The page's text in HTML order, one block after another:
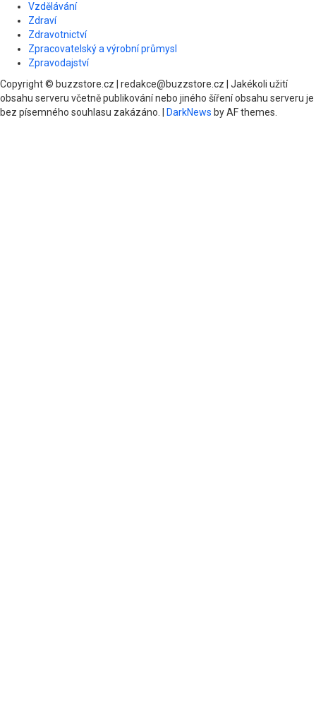
Vzdělávání
Zdraví
Zdravotnictví
Zpracovatelský a výrobní průmysl
Zpravodajství
Copyright © buzzstore.cz | redakce@buzzstore.cz | Jakékoli užití
obsahu serveru včetně publikování nebo jiného šíření obsahu serveru je
bez písemného souhlasu zakázáno.
DarkNews by AF themes.